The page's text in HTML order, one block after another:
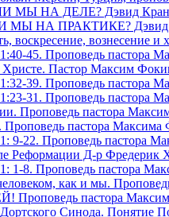
НА ДЕЛЕ? Дэвид
НА ПРАКТИКЕ? Дэвид
воскресение, вознесение
45. Проповедь пастора
Христе. Пастор Максим
39. Проповедь пастора
31. Проповедь пастора
Проповедь пастора
Проповедь пастора Максима
9-22. Проповедь пастора
Реформации Д-р Фредерик
1-8. Проповедь пастора
как и мы.
пастора
Синода. Понятие